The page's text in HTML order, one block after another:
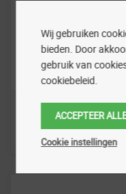
Protecton
Protecton 5W-
Wij gebruiken
bieden. Door
gebruik van
cookiebeleid.
ACCEPTEER
Cookie instellingen